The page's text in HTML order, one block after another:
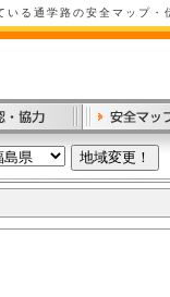
いる通学路の安全マップ